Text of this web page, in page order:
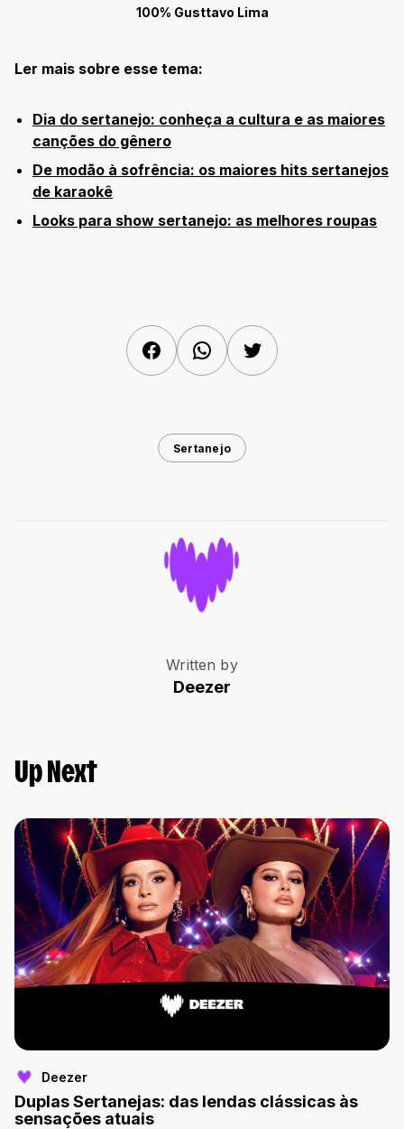
100% Gusttavo Lima
Ler mais sobre esse tema:
Dia do sertanejo: conheça a cultura e as maiores
canções do gênero
De modão à sofrência: os maiores hits sertanejos
de karaokê
Looks para show sertanejo: as melhores roupas
FacebookWhatsAppTwitter
Sertanejo
Written by
Deezer
Up Next
Deezer
Duplas Sertanejas: das lendas clássicas às
sensações atuais